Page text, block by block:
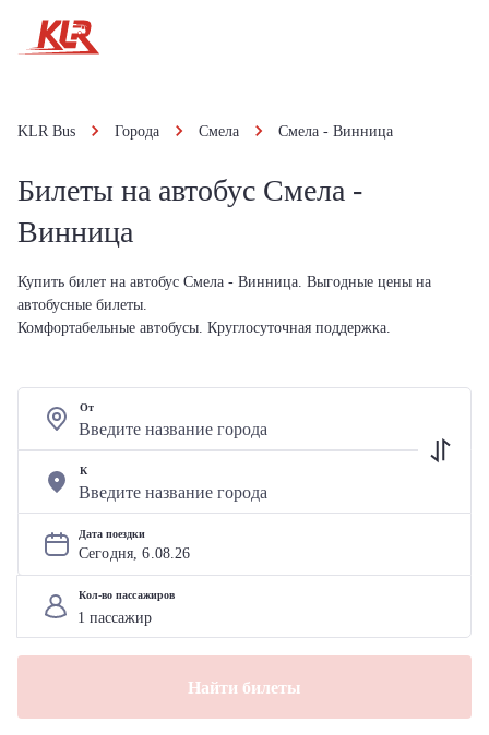
KLR Bus Города Смела Смела - Винница
Билеты на автобус Смела -
Винница
Купить билет на автобус Смела - Винница. Выгодные цены на
автобусные билеты.
Комфортабельные автобусы. Круглосуточная поддержка.
От
К
Дата поездки
Сегодня, 6.08.26
Кол-во пассажиров
Найти билеты